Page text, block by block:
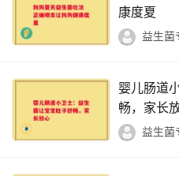
康度夏
益生菌
婴儿肠道
畅，家长
益生菌